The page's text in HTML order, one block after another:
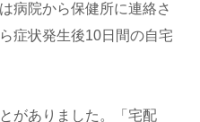
病院から保健所に連絡さ
症状発生後10日間の自宅
がありました。「宅配